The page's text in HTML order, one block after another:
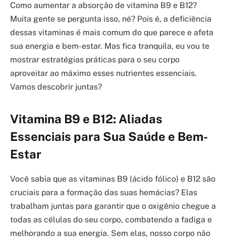
Como aumentar a absorção de vitamina B9 e B12?
Muita gente se pergunta isso, né? Pois é, a deficiência
dessas vitaminas é mais comum do que parece e afeta
sua energia e bem-estar. Mas fica tranquila, eu vou te
mostrar estratégias práticas para o seu corpo
aproveitar ao máximo esses nutrientes essenciais.
Vamos descobrir juntas?
Vitamina B9 e B12: Aliadas
Essenciais para Sua Saúde e Bem-
Estar
Você sabia que as vitaminas B9 (ácido fólico) e B12 são
cruciais para a formação das suas hemácias? Elas
trabalham juntas para garantir que o oxigênio chegue a
todas as células do seu corpo, combatendo a fadiga e
melhorando a sua energia. Sem elas, nosso corpo não